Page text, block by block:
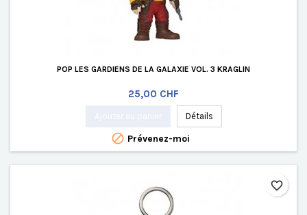
POP LES GARDIENS DE LA GALAXIE VOL. 3 KRAGLIN
Prix
25,00 CHF
Détails
 Prévenez-moi
favorite_border